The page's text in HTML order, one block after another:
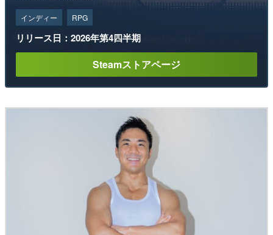
インディー RPG
リリース日：2026年第4四半期
Steamストアページ